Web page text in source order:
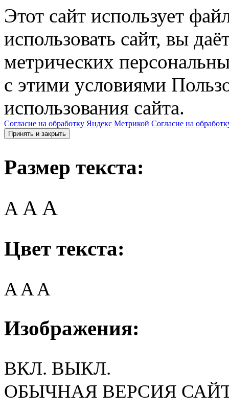
Этот сайт использует
использовать сайт, вы
метрических
с этими условиями
использования сайта.
Согласие на обработку Яндекс Метрикой Согласие на
Принять и закрыть
Размер текста:
A AA
Цвет текста:
AAA
Изображения:
ВКЛ. ВЫКЛ.
ОБЫЧНАЯ ВЕРСИЯ